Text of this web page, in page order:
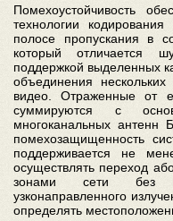
Помехоустойчивость
технологии
полосе пропускания в
который отличается
поддержкой выделенных
объединения
видео. Отраженные от
суммируются с
многоканальных антенн
помехозащищенность
поддерживается не
осуществлять переход
зонами сети без
узконаправленного
определять